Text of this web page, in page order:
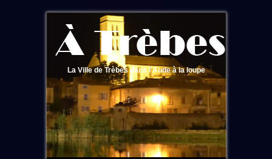
La Ville de Trèbes dans l'Aude à la loupe